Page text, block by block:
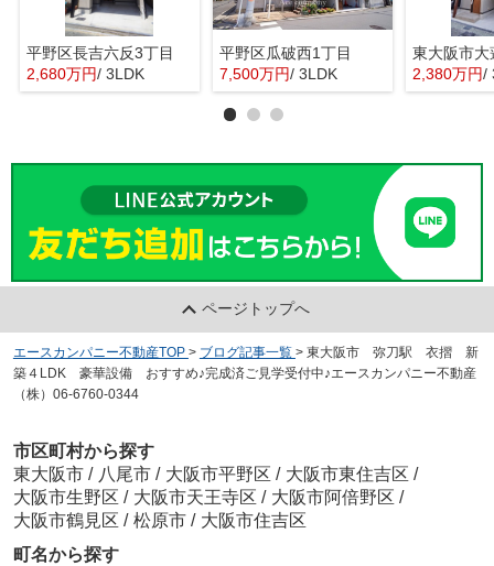
平野区長吉六反3丁目
2,680万円/ 3LDK
平野区瓜破西1丁目
7,500万円/ 3LDK
東大阪市大
2,380万円/
ページトップへ
エースカンパニー不動産TOP > ブログ記事一覧 > 東大阪市 弥刀駅 衣摺 新
築４LDK 豪華設備 おすすめ♪完成済ご見学受付中♪エースカンパニー不動産
（株）06-6760-0344
市区町村から探す
東大阪市 / 八尾市 / 大阪市平野区 / 大阪市東住吉区 /
大阪市生野区 / 大阪市天王寺区 / 大阪市阿倍野区 /
大阪市鶴見区 / 松原市 / 大阪市住吉区
町名から探す